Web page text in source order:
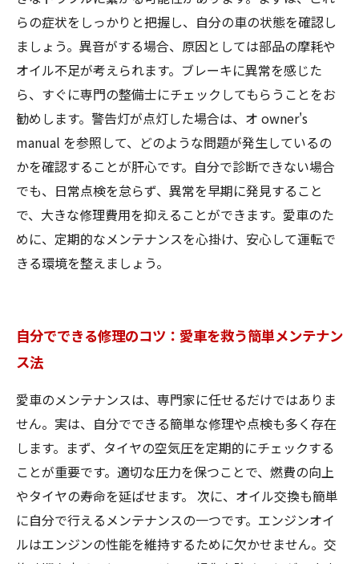
らの症状をしっかりと把握し、自分の車の状態を確認し
ましょう。異音がする場合、原因としては部品の摩耗や
オイル不足が考えられます。ブレーキに異常を感じた
ら、すぐに専門の整備士にチェックしてもらうことをお
勧めします。警告灯が点灯した場合は、オ owner's
manual を参照して、どのような問題が発生しているの
かを確認することが肝心です。自分で診断できない場合
でも、日常点検を怠らず、異常を早期に発見すること
で、大きな修理費用を抑えることができます。愛車のた
めに、定期的なメンテナンスを心掛け、安心して運転で
きる環境を整えましょう。
自分でできる修理のコツ：愛車を救う簡単メンテナン
ス法
愛車のメンテナンスは、専門家に任せるだけではありま
せん。実は、自分でできる簡単な修理や点検も多く存在
します。まず、タイヤの空気圧を定期的にチェックする
ことが重要です。適切な圧力を保つことで、燃費の向上
やタイヤの寿命を延ばせます。 次に、オイル交換も簡単
に自分で行えるメンテナンスの一つです。エンジンオイ
ルはエンジンの性能を維持するために欠かせません。交